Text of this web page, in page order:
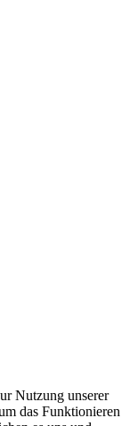
Nutzung unserer
das Funktionieren